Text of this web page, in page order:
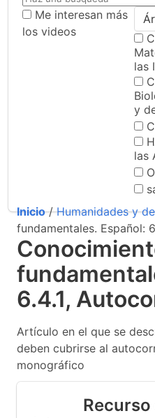
Me interesan más
los videos
las
y
las
Inicio/Humanidades y
fundamentales. Español:
6.4.1,
Artículo en el que se
deben cubrirse al
monográfico